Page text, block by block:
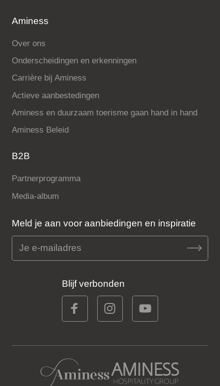
Aminess
Over ons
Onderscheidingen en erkenningen
Carrière bij Aminess
Actieve aanbestedingen
Aminess en duurzaam toerisme gaan hand in hand
Aminess Beleid
B2B
Partnerprogramma
Media-album
Meld je aan voor aanbiedingen en inspiratie
Blijf verbonden